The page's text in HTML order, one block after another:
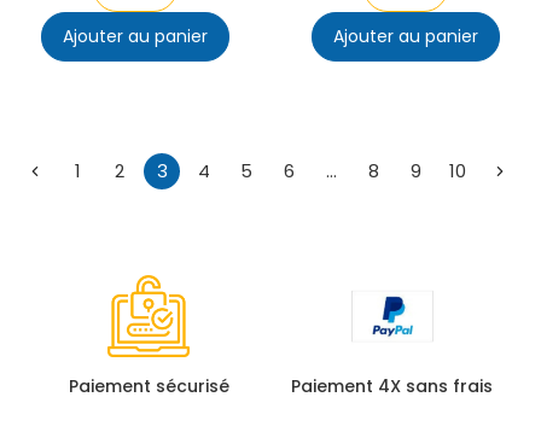
Ajouter au panier Ajouter au panier
← 1 2 3 4 5 6 … 8 9 10 →
Paiement sécurisé Paiement 4X sans frais